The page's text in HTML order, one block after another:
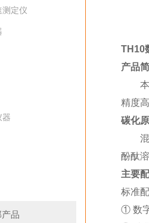
测定仪
器
品
TH10
产品
本仪
精度
碳化
混凝
酚酞
主要
标准
① 数